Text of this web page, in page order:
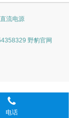
流电源
野豹官网
电话